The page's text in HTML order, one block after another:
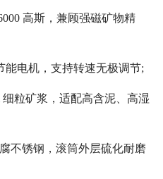
高斯，兼顾强磁矿物精
能电机，支持转速无极调节;
细粒矿浆，适配高含泥、高湿
不锈钢，滚筒外层硫化耐磨